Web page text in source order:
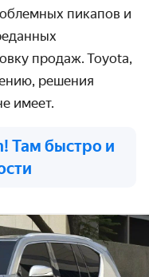
пикапов и
продаж.Toyota,
решения
имеет.
Там быстро и